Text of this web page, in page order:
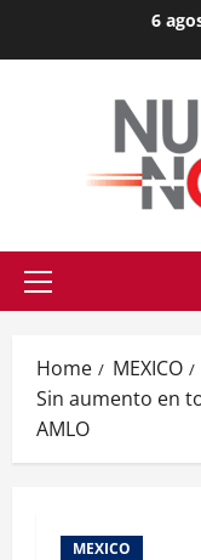
6
Primary
Home
MEXICO
Sin aumento en
AMLO
MEXICO